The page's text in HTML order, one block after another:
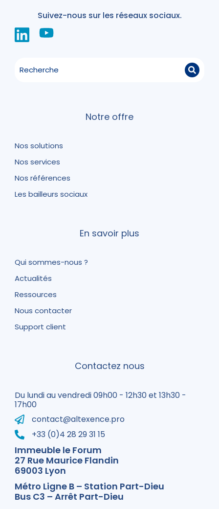
Suivez-nous sur les réseaux sociaux.
Notre offre
Nos solutions
Nos services
Nos références
Les bailleurs sociaux
En savoir plus
Qui sommes-nous ?
Actualités
Ressources
Nous contacter
Support client
Contactez nous
Du lundi au vendredi 09h00 - 12h30 et 13h30 -
17h00
contact@altexence.pro
+33 (0)4 28 29 31 15
Immeuble le Forum
27 Rue Maurice Flandin
69003 Lyon
Métro Ligne B – Station Part-Dieu
Bus C3 – Arrêt Part-Dieu